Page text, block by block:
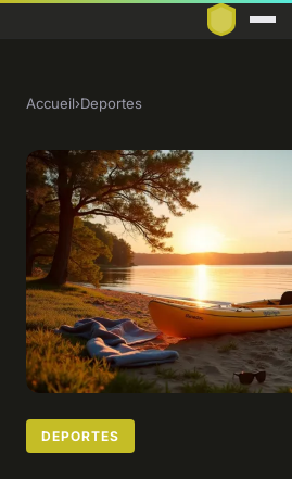
Accueil›Deportes
DEPORTES